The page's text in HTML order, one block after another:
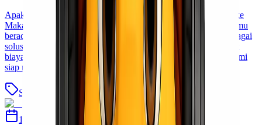
Apakah kamu sedang mencari jasa cargo murah dari Jayapura ke
Makassar yang bisa diandalkan dan tepat waktu? Kalau iya, kamu
berada di tempat yang tepat! Di Lionel Express, kami hadir sebagai
solusi pengiriman barang yang cepat, aman, dan pastinya hemat
biaya. Dengan pengalaman bertahun-tahun di dunia logistik, kami
siap membantu kamu mengirim berbagai jenis barang [&hellip;]
Seputar Pengiriman Barang Baca Selengkapnya
18 Februari 2025 Ulfi Khasanah